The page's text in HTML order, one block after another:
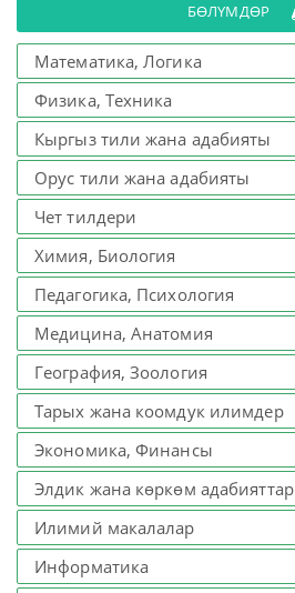
БӨЛҮМДӨР
Математика, Логика
Физика, Техника
Кыргыз тили жана адабияты
Орус тили жана адабияты
Чет тилдери
Химия, Биология
Педагогика, Психология
Медицина, Анатомия
География, Зоология
Тарых жана коомдук илимдер
Экономика, Финансы
Элдик жана көркөм адабияттар
Илимий макалалар
Информатика